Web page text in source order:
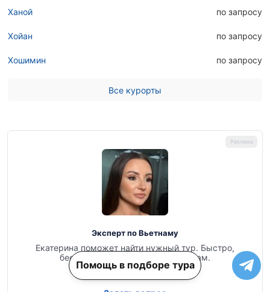
Ханой по запросу
Хойан по запросу
Хошимин по запросу
Все курорты
Эксперт по Вьетнаму
Екатерина поможет найти нужный тур. Быстро,
бесплатно, с вниманием к мелочам.
Помощь в подборе тура